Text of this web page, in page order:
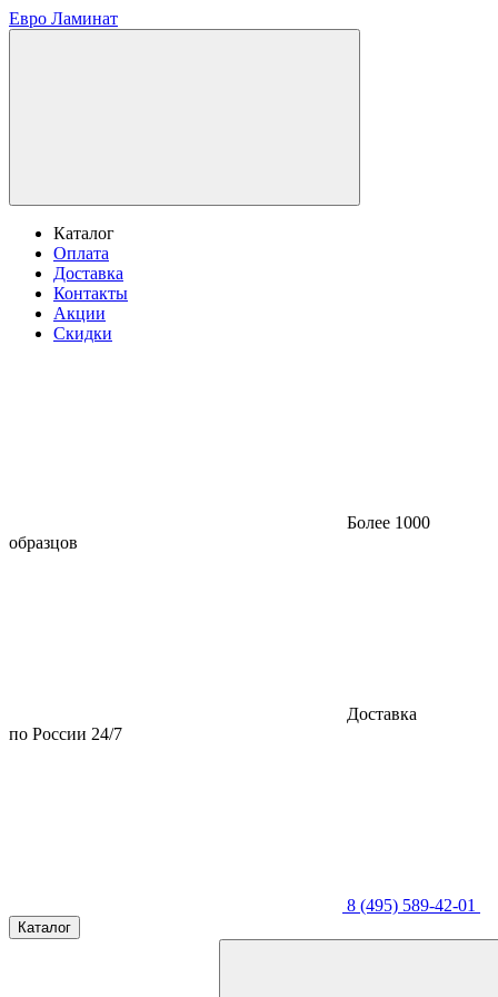
Евро Ламинат
Каталог
Оплата
Доставка
Контакты
Акции
Скидки
Более 1000
образцов
Доставка
по России 24/7
8 (495) 589-42-01
Каталог